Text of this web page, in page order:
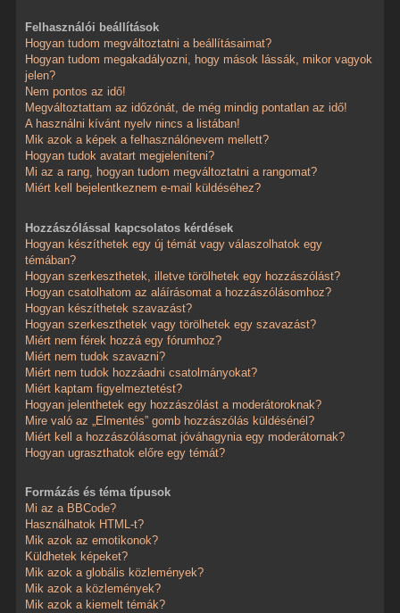
Felhasználói beállítások
Hogyan tudom megváltoztatni a beállításaimat?
Hogyan tudom megakadályozni, hogy mások lássák, mikor vagyok
jelen?
Nem pontos az idő!
Megváltoztattam az időzónát, de még mindig pontatlan az idő!
A használni kívánt nyelv nincs a listában!
Mik azok a képek a felhasználónevem mellett?
Hogyan tudok avatart megjeleníteni?
Mi az a rang, hogyan tudom megváltoztatni a rangomat?
Miért kell bejelentkeznem e-mail küldéséhez?
Hozzászólással kapcsolatos kérdések
Hogyan készíthetek egy új témát vagy válaszolhatok egy
témában?
Hogyan szerkeszthetek, illetve törölhetek egy hozzászólást?
Hogyan csatolhatom az aláírásomat a hozzászólásomhoz?
Hogyan készíthetek szavazást?
Hogyan szerkeszthetek vagy törölhetek egy szavazást?
Miért nem férek hozzá egy fórumhoz?
Miért nem tudok szavazni?
Miért nem tudok hozzáadni csatolmányokat?
Miért kaptam figyelmeztetést?
Hogyan jelenthetek egy hozzászólást a moderátoroknak?
Mire való az „Elmentés” gomb hozzászólás küldésénél?
Miért kell a hozzászólásomat jóváhagynia egy moderátornak?
Hogyan ugraszthatok előre egy témát?
Formázás és téma típusok
Mi az a BBCode?
Használhatok HTML-t?
Mik azok az emotikonok?
Küldhetek képeket?
Mik azok a globális közlemények?
Mik azok a közlemények?
Mik azok a kiemelt témák?